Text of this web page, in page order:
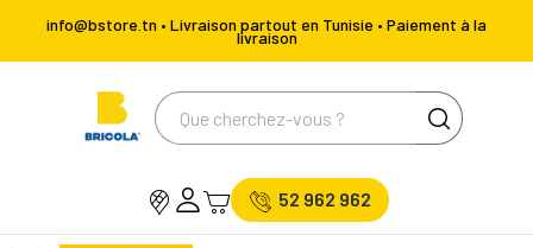
info@bstore.tn • Livraison partout en Tunisie • Paiement à la
livraison
52 962 962